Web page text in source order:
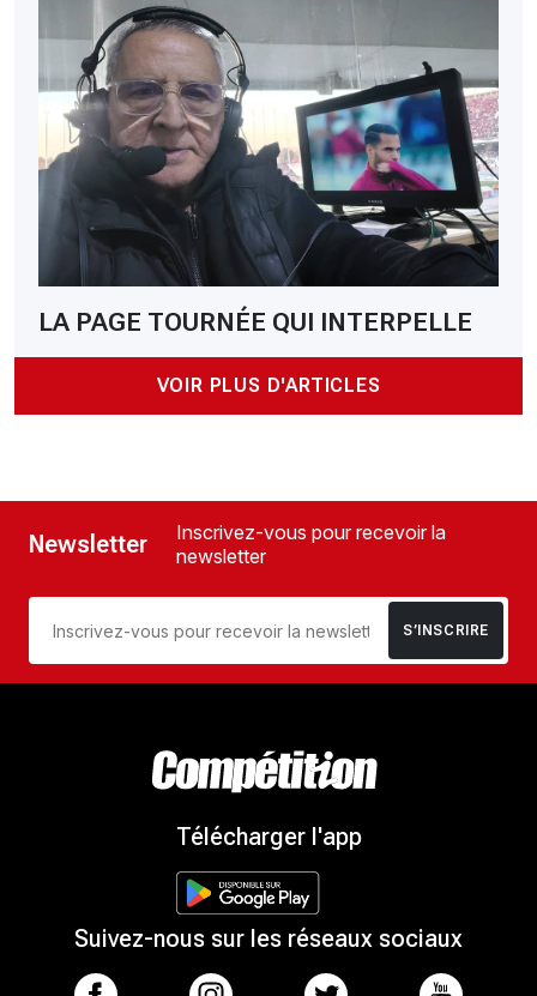
LA PAGE TOURNÉE QUI INTERPELLE
VOIR PLUS D'ARTICLES
Newsletter
Inscrivez-vous pour recevoir la
newsletter
S’INSCRIRE
Télécharger l'app
Suivez-nous sur les réseaux sociaux